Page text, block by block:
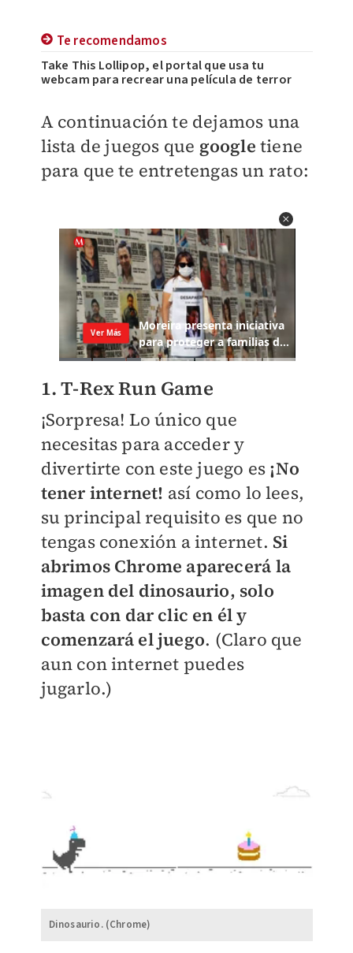
Te recomendamos
Take This Lollipop, el portal que usa tu
webcam para recrear una película de terror
A continuación te dejamos una
lista de juegos que google tiene
para que te entretengas un rato:
1. T-Rex Run Game
¡Sorpresa! Lo único que
necesitas para acceder y
divertirte con este juego es ¡No
tener internet! así como lo lees,
su principal requisito es que no
tengas conexión a internet. Si
abrimos Chrome aparecerá la
imagen del dinosaurio, solo
basta con dar clic en él y
comenzará el juego. (Claro que
aun con internet puedes
jugarlo.)
Dinosaurio. (Chrome)